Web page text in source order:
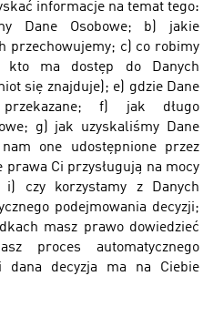
informacje na temat tego:
Dane Osobowe; b) jakie
przechowujemy; c) co robimy
kto ma dostęp do Danych
się znajduje); e) gdzie Dane
f) jak długo
g) jak uzyskaliśmy Dane
one udostępnione przez
Ci przysługują na mocy
i) czy korzystamy z Danych
podejmowania decyzji;
masz prawo dowiedzieć
proces automatycznego
dana decyzja ma na Ciebie